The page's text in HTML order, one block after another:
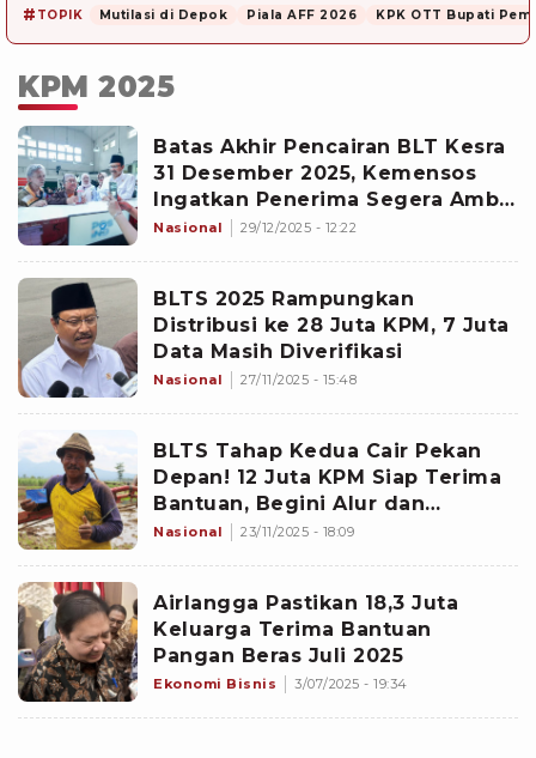
# TOPIK Mutilasi di Depok Piala AFF 2026 KPK OTT Bupati
KPM 2025
Batas Akhir Pencairan BLT Kesra
31 Desember 2025, Kemensos
Ingatkan Penerima Segera Ambil
Dana
Nasional 29/12/2025 - 12:22
BLTS 2025 Rampungkan
Distribusi ke 28 Juta KPM, 7 Juta
Data Masih Diverifikasi
Nasional 27/11/2025 - 15:48
BLTS Tahap Kedua Cair Pekan
Depan! 12 Juta KPM Siap Terima
Bantuan, Begini Alur dan
Faktanya
Nasional 23/11/2025 - 18:09
Airlangga Pastikan 18,3 Juta
Keluarga Terima Bantuan
Pangan Beras Juli 2025
Ekonomi Bisnis 3/07/2025 - 19:34